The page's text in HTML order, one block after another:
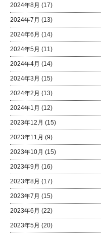
2024年8月 (17)
2024年7月 (13)
2024年6月 (14)
2024年5月 (11)
2024年4月 (14)
2024年3月 (15)
2024年2月 (13)
2024年1月 (12)
2023年12月 (15)
2023年11月 (9)
2023年10月 (15)
2023年9月 (16)
2023年8月 (17)
2023年7月 (15)
2023年6月 (22)
2023年5月 (20)